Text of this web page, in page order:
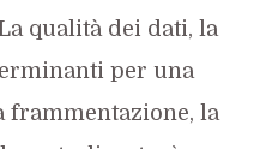
qualità dei dati, la
per una
frammentazione, la